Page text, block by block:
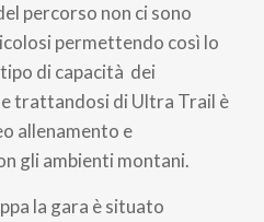
percorso non ci sono
permettendo così lo
di capacità dei
trattandosi di Ultra Trail è
allenamento e
gli ambienti montani.
la gara è situato